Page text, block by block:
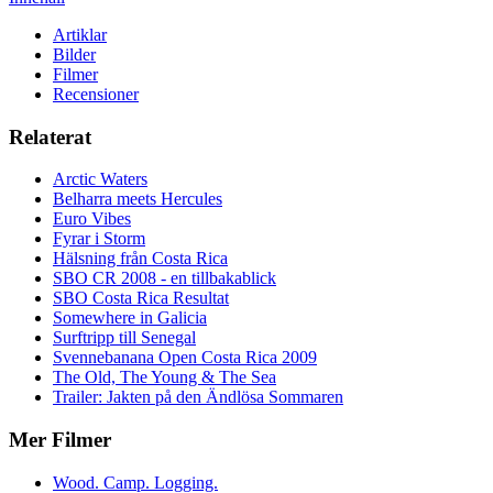
Artiklar
Bilder
Filmer
Recensioner
Relaterat
Arctic Waters
Belharra meets Hercules
Euro Vibes
Fyrar i Storm
Hälsning från Costa Rica
SBO CR 2008 - en tillbakablick
SBO Costa Rica Resultat
Somewhere in Galicia
Surftripp till Senegal
Svennebanana Open Costa Rica 2009
The Old, The Young & The Sea
Trailer: Jakten på den Ändlösa Sommaren
Mer Filmer
Wood. Camp. Logging.